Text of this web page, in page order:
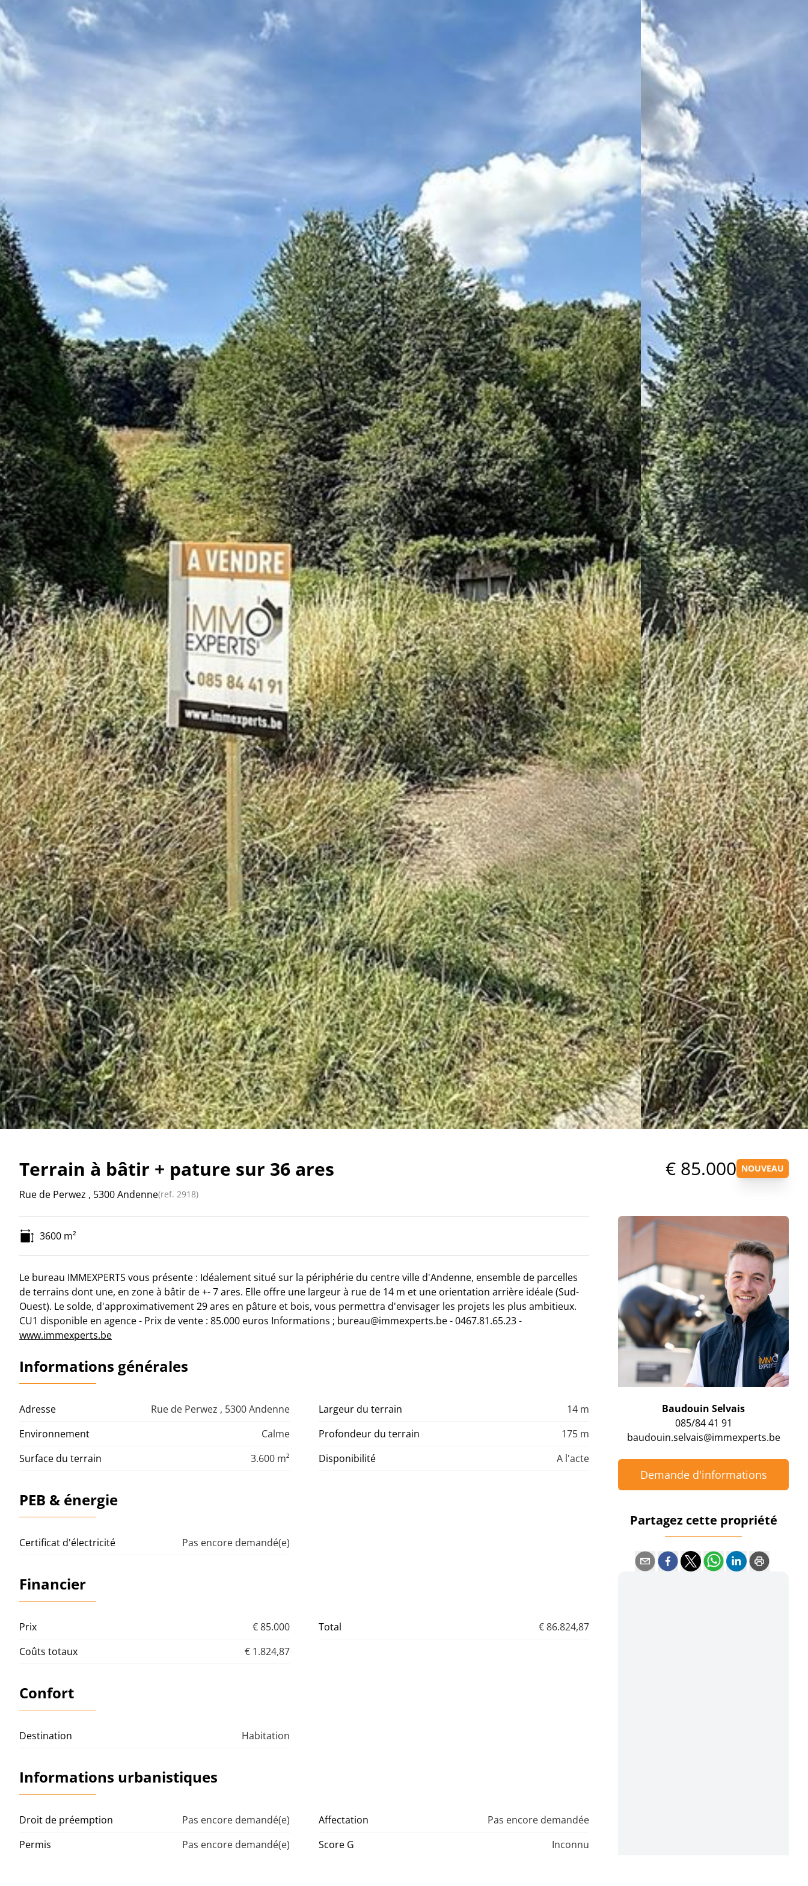
Terrain à bâtir + pature sur 36 ares € 85.000 NOUVEAU
Rue de Perwez , 5300 Andenne(ref. 2918)
3600 m²
Le bureau IMMEXPERTS vous présente : Idéalement situé sur la périphérie du centre ville d'Andenne, ensemble de parcelles
de terrains dont une, en zone à bâtir de +- 7 ares. Elle offre une largeur à rue de 14 m et une orientation arrière idéale (Sud-
Ouest). Le solde, d'approximativement 29 ares en pâture et bois, vous permettra d'envisager les projets les plus ambitieux.
CU1 disponible en agence - Prix de vente : 85.000 euros Informations ; bureau@immexperts.be - 0467.81.65.23 -
www.immexperts.be
Informations générales
Adresse Rue de Perwez , 5300 Andenne Largeur du terrain
14 m
Environnement
Calme Profondeur du terrain
175 m
Surface du terrain
3.600 m² Disponibilité A l'acte
PEB & énergie
Certificat d'électricité Pas encore demandé(e)
Financier
Prix € 85.000 Total
€ 86.824,87
Coûts totaux
€ 1.824,87
Confort
Destination Habitation
Informations urbanistiques
Droit de préemption Pas encore demandé(e) Affectation
Pas encore demandée
Permis
Pas encore demandé(e) Score G
Inconnu
Baudouin Selvais
085/84 41 91
baudouin.selvais@immexperts.be
Demande d'informations
Partagez cette propriété